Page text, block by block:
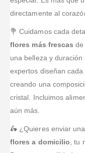
directamente al
💐 Cuidamos cada
flores más frescas de
una belleza y
expertos diseñan cada
creando una
cristal. Incluimos
aún más.
🛵 ¿Quieres enviar
flores a domicilio, tu